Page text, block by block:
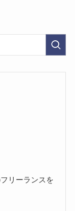
リーランスを